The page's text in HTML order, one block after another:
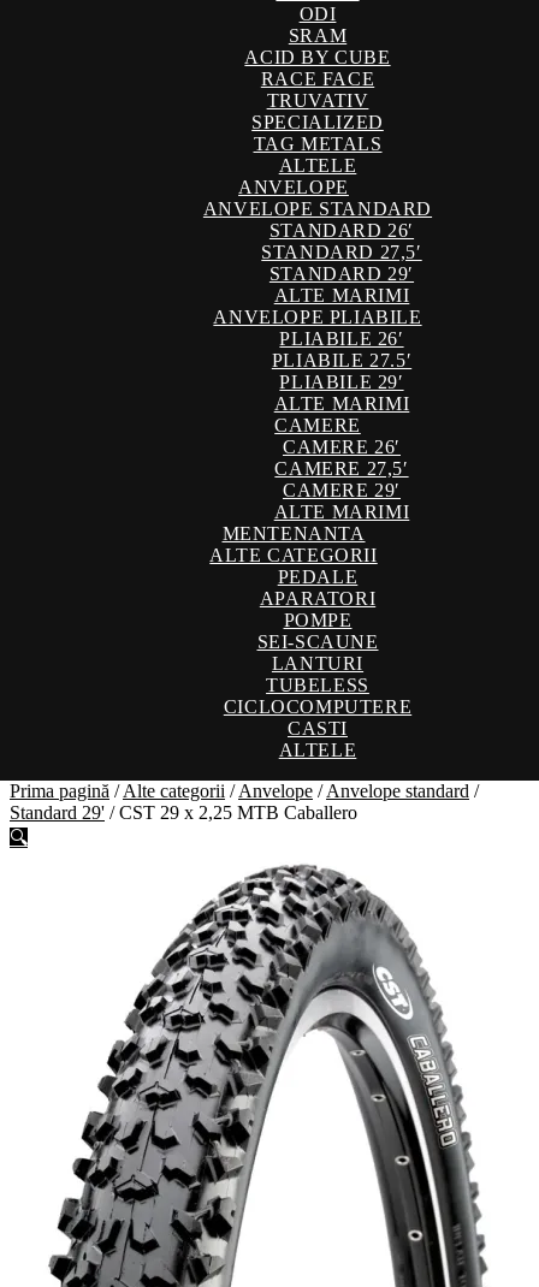
ODI
SRAM
ACID BY CUBE
RACE FACE
TRUVATIV
SPECIALIZED
TAG METALS
ALTELE
ANVELOPE
ANVELOPE STANDARD
STANDARD 26′
STANDARD 27,5′
STANDARD 29′
ALTE MARIMI
ANVELOPE PLIABILE
PLIABILE 26′
PLIABILE 27.5′
PLIABILE 29′
ALTE MARIMI
CAMERE
CAMERE 26′
CAMERE 27,5′
CAMERE 29′
ALTE MARIMI
MENTENANTA
ALTE CATEGORII
PEDALE
APARATORI
POMPE
SEI-SCAUNE
LANTURI
TUBELESS
CICLOCOMPUTERE
CASTI
ALTELE
Prima pagină /Alte categorii /Anvelope /Anvelope standard /
Standard 29' /CST 29 x 2,25 MTB Caballero
🔍